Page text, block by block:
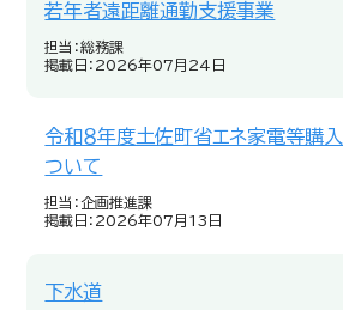
若年者遠距離通勤支援事業
担当：総務課
掲載日：2026年07月24日
令和８年度土佐町省エネ家電等購
ついて
担当：企画推進課
掲載日：2026年07月13日
下水道